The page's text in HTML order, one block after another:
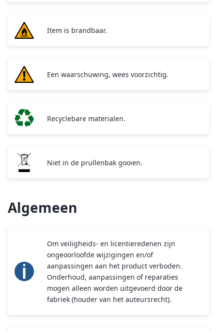
Item is brandbaar.
Een waarschuwing, wees voorzichtig.
Recyclebare materialen.
Niet in de prullenbak gooien.
Algemeen
Om veiligheids- en licentieredenen zijn
ongeoorloofde wijzigingen en/of
aanpassingen aan het product verboden.
Onderhoud, aanpassingen of reparaties
mogen alleen worden uitgevoerd door de
fabriek (houder van het auteursrecht).